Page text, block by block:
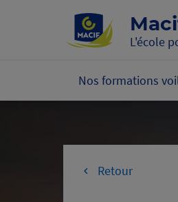
Accéder au contenu principal
L'école
Nos formations
Retour